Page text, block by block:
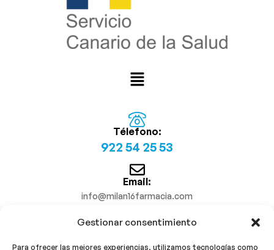
Gestionar consentimiento
Para ofrecer las mejores experiencias, utilizamos tecnologías como
Télefono:
922 54 25 53
Email:
info@milan16farmacia.com
¡Síguenos!